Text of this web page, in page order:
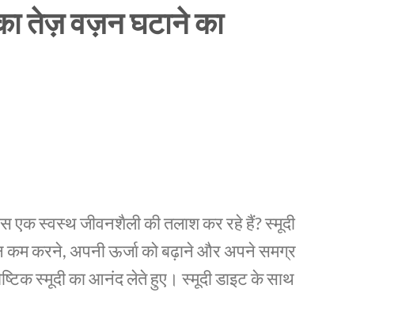
तेज़ वज़न घटाने का
स्वस्थ जीवनशैली की तलाश कर रहे हैं? स्मूदी
कम करने, अपनी ऊर्जा को बढ़ाने और अपने समग्र
स्मूदी का आनंद लेते हुए। स्मूदी डाइट के साथ